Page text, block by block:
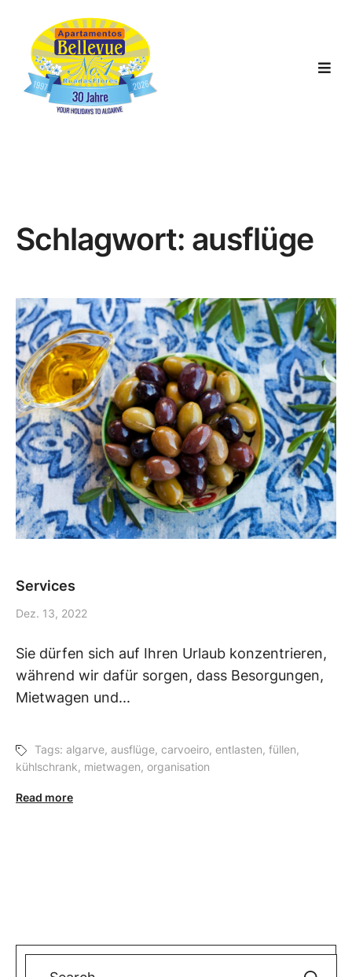
Schlagwort: ausflüge
Services
Dez. 13, 2022
Sie dürfen sich auf Ihren Urlaub konzentrieren,
während wir dafür sorgen, dass Besorgungen,
Mietwagen und...
Tags: algarve, ausflüge, carvoeiro, entlasten, füllen,
kühlschrank, mietwagen, organisation
Read more